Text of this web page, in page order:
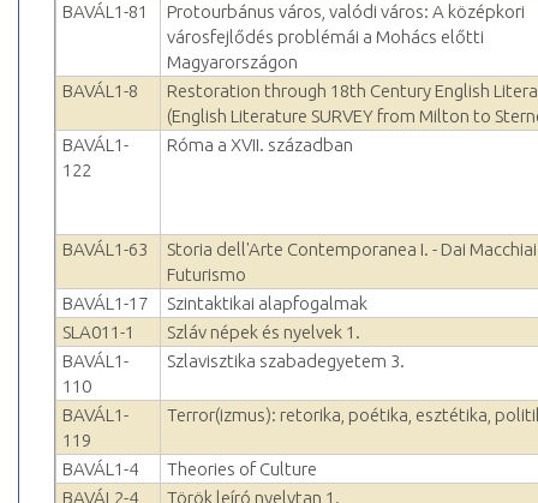
BAVÁL1-81
Protourbánus város, valódi város: A középkori
városfejlődés problémái a Mohács előtti
Magyarországon
BAVÁL1-8
Restoration through 18th Century English
(English Literature SURVEY from Milton to
BAVÁL1-
122
Róma a XVII. században
BAVÁL1-63
Storia dell'Arte Contemporanea I. - Dai
Futurismo
BAVÁL1-17
Szintaktikai alapfogalmak
SLA011-1
Szláv népek és nyelvek 1.
BAVÁL1-
110
Szlavisztika szabadegyetem 3.
BAVÁL1-
119
Terror(izmus): retorika, poétika, esztétika,
BAVÁL1-4
Theories of Culture
BAVÁL2-4
Török leíró nyelvtan 1.